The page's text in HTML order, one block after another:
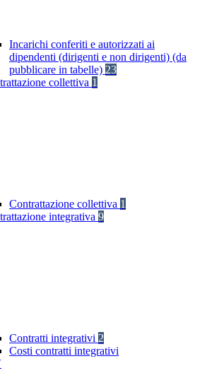
Incarichi conferiti e autorizzati ai
dipendenti (dirigenti e non dirigenti) (da
pubblicare in tabelle) 23
collettiva 1
Contrattazione collettiva 1
integrativa 9
Contratti integrativi 2
Costi contratti integrativi